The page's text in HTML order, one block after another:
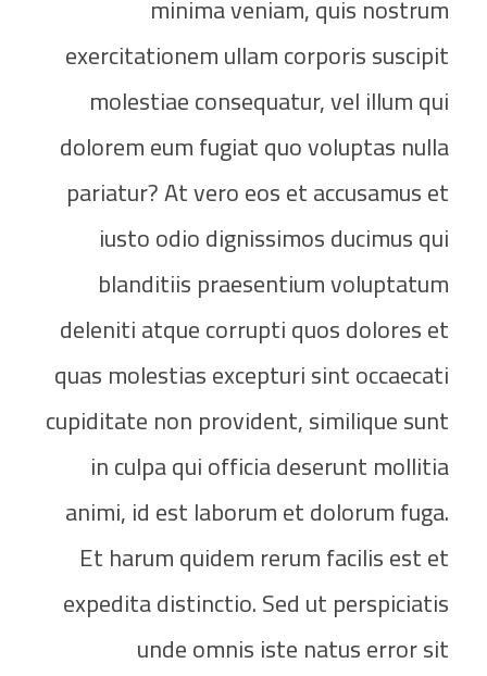
minima veniam, quis nostrum
exercitationem ullam corporis suscipit
molestiae consequatur, vel illum qui
dolorem eum fugiat quo voluptas nulla
pariatur? At vero eos et accusamus et
iusto odio dignissimos ducimus qui
blanditiis praesentium voluptatum
deleniti atque corrupti quos dolores et
quas molestias excepturi sint occaecati
cupiditate non provident, similique sunt
in culpa qui officia deserunt mollitia
animi, id est laborum et dolorum fuga.
Et harum quidem rerum facilis est et
expedita distinctio. Sed ut perspiciatis
unde omnis iste natus error sit